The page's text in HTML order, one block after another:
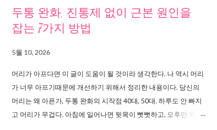
패턴 여러 연구 자료를 추적하다 보니, 한국인이 유독 위암에 취약
한 이유에 일정한 패턴이 발견됐다. 첫 번째, 헬리코박터균이라는
복병이다. 2026년 2월 중앙대 의대 연구팀이 686만 명의 빅데이터
를 분석한 결과 , 헬리코박터균 감염자는 비감염자보다 위암 발생
만으로 위암이 발생할 수 있다는 사실이 확인됐다. 한국 성인의 약
44%가 이 균에 감염되어 있다. 두 번째, 한국인의 나트륨 과잉 섭취
다. 한겨레 건강 보도 에 따르면 한국인의 하...
두통 완화, 진통제 없이 근본 원인을
잡는 7가지 방법
5월 10, 2026
머리가 아프다면 이 글이 도움이 될 것이라 생각한다. 나 역시 머리
가 너무 아프기때문에 개선하기 위해서 정리한 내용이다. 당신의
머리는 왜 아픈가, 두통 완화의 시작점 40대, 50대. 하루도 안 빠지
고 머리가 무겁다. 아침에 일어나면 뒷목이 뻣뻣하고, 오후만 되면